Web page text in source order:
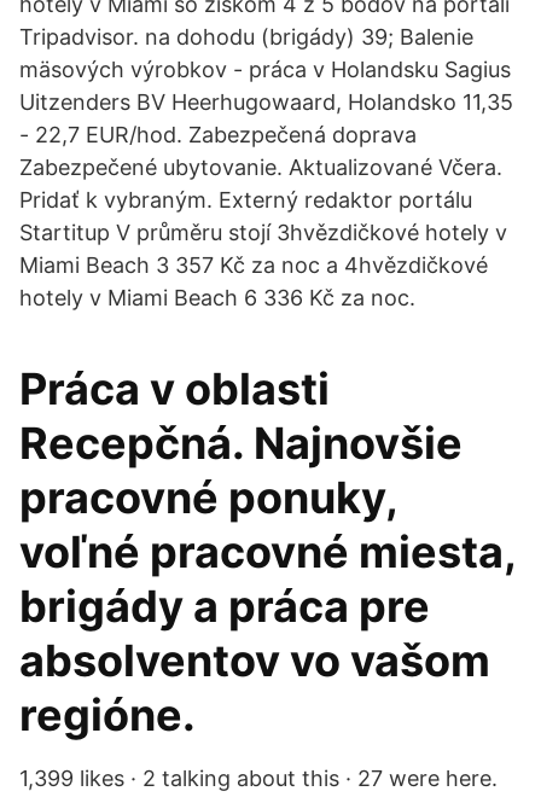
Tripadvisor. na dohodu (brigády) 39; Balenie
mäsových výrobkov - práca v Holandsku Sagius
Uitzenders BV Heerhugowaard, Holandsko 11,35
- 22,7 EUR/hod. Zabezpečená doprava
Zabezpečené ubytovanie. Aktualizované Včera.
Pridať k vybraným. Externý redaktor portálu
Startitup V průměru stojí 3hvězdičkové hotely v
Miami Beach 3 357 Kč za noc a 4hvězdičkové
hotely v Miami Beach 6 336 Kč za noc.
Práca v oblasti
Recepčná. Najnovšie
pracovné ponuky,
voľné pracovné miesta,
brigády a práca pre
absolventov vo vašom
regióne.
1,399 likes · 2 talking about this · 27 were here.